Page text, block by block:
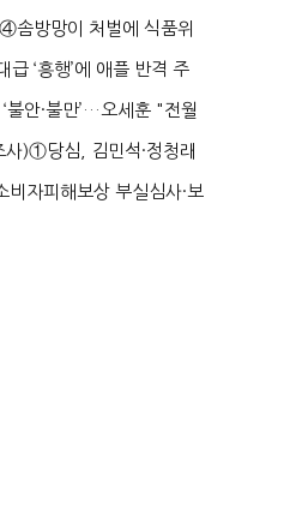
'...
솜방망이 처벌에 식품위
복...
급 ‘흥행’에 애플 반격 주
불안·불만’…오세훈 "전월
...
사)①당심, 김민석·정청래
통령 ...
비자피해보상 부실심사·보